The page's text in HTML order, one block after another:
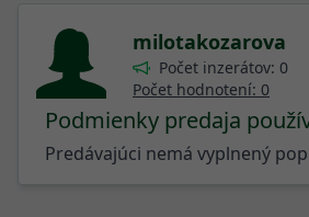
milotakozarova
Počet inzerátov: 0
Počet hodnotení: 0
Podmienky predaja
Predávajúci nemá vyplnený